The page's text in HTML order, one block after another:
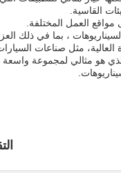
القاسية.
العمل المختلفة.
، بما في ذلك
مثل صناعات
هو مثالي لمجموعة